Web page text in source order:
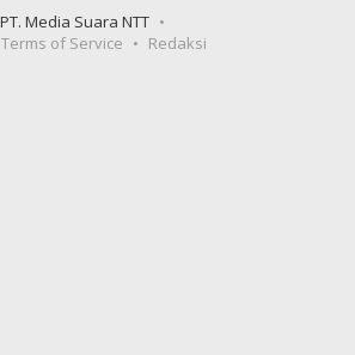
Media Suara NTT
Terms of Service Redaksi